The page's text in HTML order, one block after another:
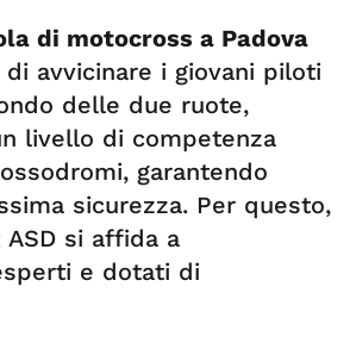
di motocross a Padova
avvicinare i giovani piloti
delle due ruote,
livello di competenza
garantendo
sicurezza. Per questo,
ASD si affida a
e dotati di